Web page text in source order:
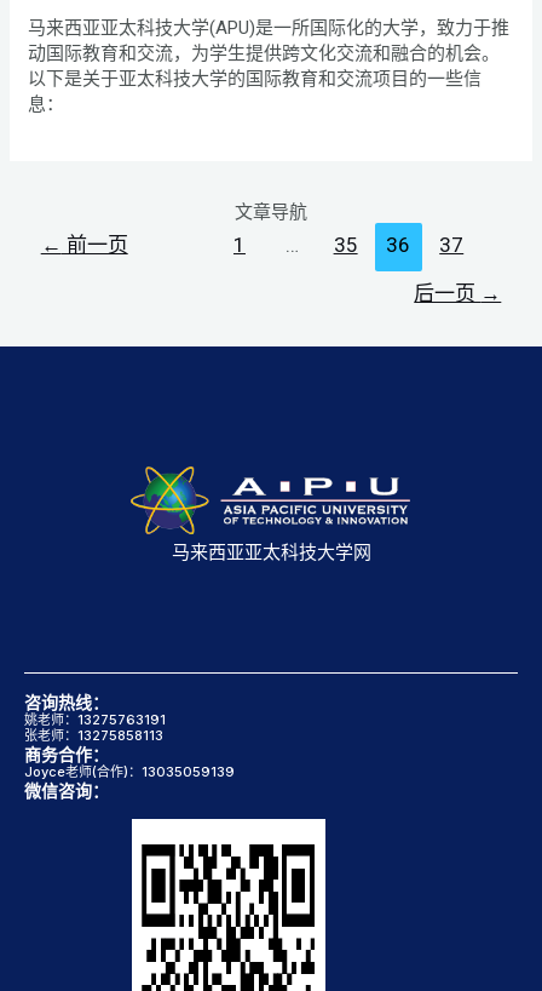
马来西亚亚太科技大学(APU)是一所国际化的大学，致力于推
动国际教育和交流，为学生提供跨文化交流和融合的机会。
以下是关于亚太科技大学的国际教育和交流项目的一些信
息：
文章导航
← 前一页 1 35 36
37
后一页 →
马来西亚亚太科技大学网
咨询热线：
姚老师：13275763191
张老师：13275858113
商务合作：
Joyce老师(合作)：13035059139
微信咨询：